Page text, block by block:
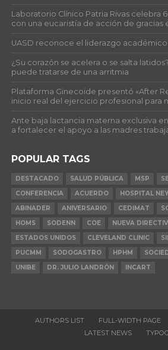
Laboratorio Clínico Patria Rivas celebra
con una eucaristía de acción de gracias
UASD reconoce el liderazgo académico
¿Su corazón se acelera o se salta
puede tratarse de una arritmia
Plataforma Ginecoide presentó «After
inicio real del ejercicio profesional para
Ante baja lactancia materna exclusiva
a fortalecer el apoyo a las madres
POPULAR TAGS
DESTACADO SALUD PÚBLICA MSP
CONFERENCIA
ACUERDO HOSPITAL
ABINADER
ANIVERSARIO CEDIMAT
HOMS
SODENN COE NUEVA
ESTADOS UNIDOS
CLEVELAND CLINIC
PUCMM
SODOGASTRO HPHM
UNIBE
DR. JULIO LANDRÓN INCART
AUTHORS LIST FULL-WIDTH PAGE
LATEST NEWS